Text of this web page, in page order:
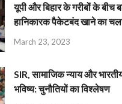
यूपी और बिहार के गरीबों के बीच
हानिकारक पैकेटबंद खाने का
March 23, 2023
SIR, सामाजिक न्याय और
भविष्य: चुनौतियों का विश्लेषण